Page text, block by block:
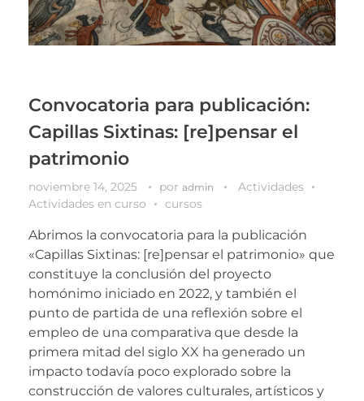
Convocatoria para publicación:
Capillas Sixtinas: [re]pensar el
patrimonio
noviembre 14, 2025 por admin
Actividades
Actividades en curso
cursos
Abrimos la convocatoria para la publicación
«Capillas Sixtinas: [re]pensar el patrimonio» que
constituye la conclusión del proyecto
homónimo iniciado en 2022, y también el
punto de partida de una reflexión sobre el
empleo de una comparativa que desde la
primera mitad del siglo XX ha generado un
impacto todavía poco explorado sobre la
construcción de valores culturales, artísticos y